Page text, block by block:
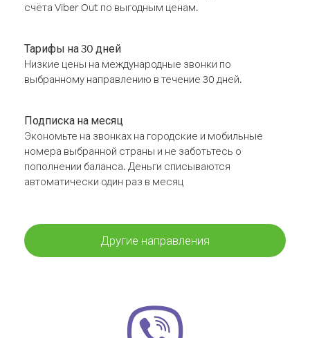
счёта Viber Out по выгодным ценам.
Тарифы на 30 дней
Низкие цены на международные звонки по
выбранному направлению в течение 30 дней.
Подписка на месяц
Экономьте на звонках на городские и мобильные
номера выбранной страны и не заботьтесь о
пополнении баланса. Деньги списываются
автоматически один раз в месяц
Другие направления